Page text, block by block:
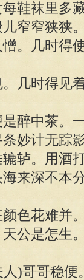
每鞋袜里多
窄窄狭狭
。几时得
时得见着
是醉中茶。
妙计无踪
轳。用酒
来深不本
颜色花难并
公是怎生
哥哥稳便